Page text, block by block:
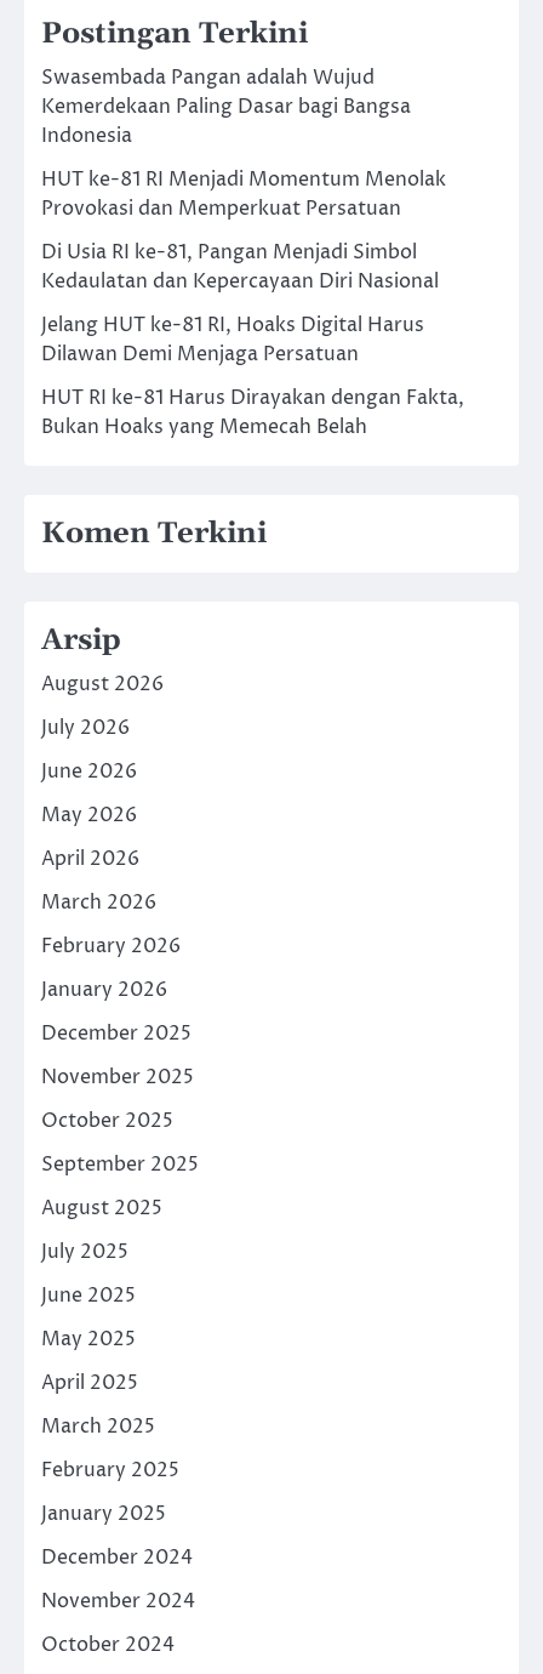
Postingan Terkini
Swasembada Pangan adalah Wujud
Kemerdekaan Paling Dasar bagi Bangsa
Indonesia
HUT ke-81 RI Menjadi Momentum Menolak
Provokasi dan Memperkuat Persatuan
Di Usia RI ke-81, Pangan Menjadi Simbol
Kedaulatan dan Kepercayaan Diri Nasional
Jelang HUT ke-81 RI, Hoaks Digital Harus
Dilawan Demi Menjaga Persatuan
HUT RI ke-81 Harus Dirayakan dengan Fakta,
Bukan Hoaks yang Memecah Belah
Komen Terkini
Arsip
August 2026
July 2026
June 2026
May 2026
April 2026
March 2026
February 2026
January 2026
December 2025
November 2025
October 2025
September 2025
August 2025
July 2025
June 2025
May 2025
April 2025
March 2025
February 2025
January 2025
December 2024
November 2024
October 2024